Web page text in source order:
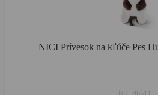
NICI Prívesok na kľúče Pes
NICI.46611